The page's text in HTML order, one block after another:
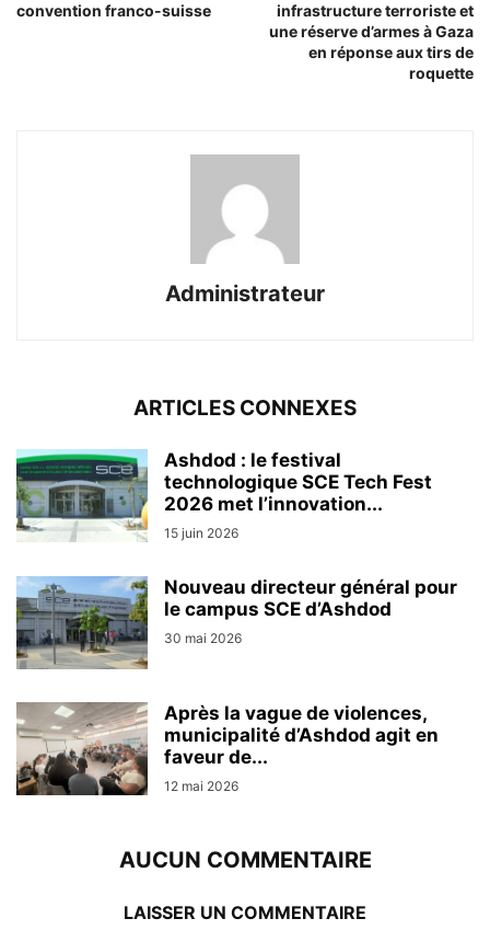
convention franco-suisse
infrastructure terroriste et
une réserve d’armes à Gaza
en réponse aux tirs de
roquette
Administrateur
ARTICLES CONNEXES
Ashdod : le festival
technologique SCE Tech Fest
2026 met l’innovation...
15 juin 2026
Nouveau directeur général pour
le campus SCE d’Ashdod
30 mai 2026
Après la vague de violences,
municipalité d’Ashdod agit en
faveur de...
12 mai 2026
AUCUN COMMENTAIRE
LAISSER UN COMMENTAIRE